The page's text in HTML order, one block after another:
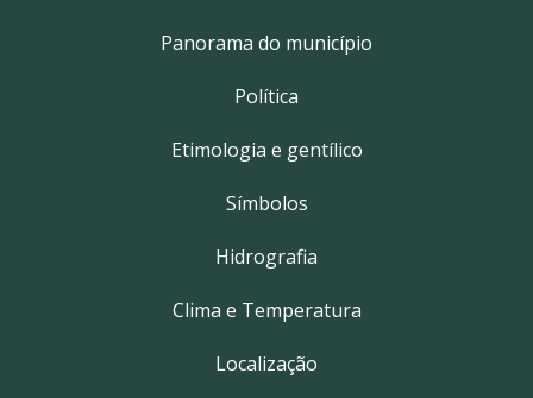
Panorama do município
Política
Etimologia e gentílico
Símbolos
Hidrografia
Clima e Temperatura
Localização